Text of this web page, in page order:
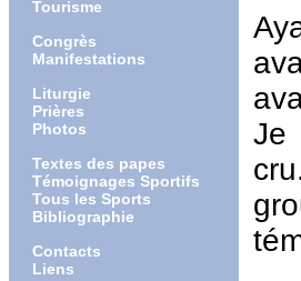
Tourisme
Congrès
Manifestations
Liturgie
Prières
Photos
Textes des papes
Témoignages Sportifs
Tous les Sports
Bibliographie
Contacts
Liens
Je